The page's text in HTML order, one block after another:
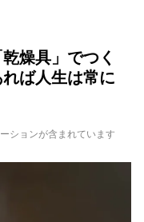
燥具」でつく
ば人生は常に
ションが含まれています